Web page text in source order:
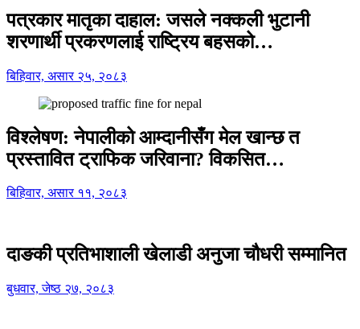
पत्रकार मातृका दाहाल: जसले नक्कली भुटानी
शरणार्थी प्रकरणलाई राष्ट्रिय बहसको…
बिहिवार, असार २५, २०८३
विश्लेषण: नेपालीको आम्दानीसँग मेल खान्छ त
प्रस्तावित ट्राफिक जरिवाना? विकसित…
बिहिवार, असार ११, २०८३
दाङकी प्रतिभाशाली खेलाडी अनुजा चौधरी सम्मानित
बुधवार, जेष्ठ २७, २०८३